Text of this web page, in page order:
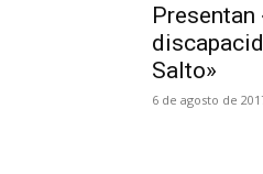
Presentan
Salto»
6 de agosto de